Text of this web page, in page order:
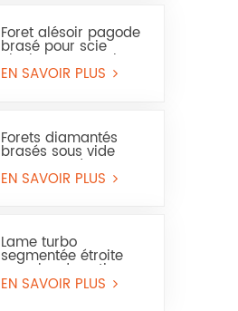
Foret alésoir pagode
brasé pour scie
cloche pour marbre
ou céramique
EN SAVOIR PLUS
Forets diamantés
brasés sous vide
pour trous de
carrelage, de marbre
EN SAVOIR PLUS
Lame turbo
segmentée étroite
avec bord continu
pour granit et pierre
EN SAVOIR PLUS